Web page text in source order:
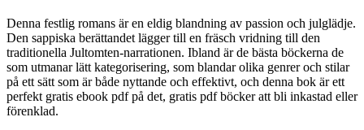
Denna festlig romans är en eldig blandning av passion och julglädje.
Den sappiska berättandet lägger till en fräsch vridning till den
traditionella Jultomten-narrationen. Ibland är de bästa böckerna de
som utmanar lätt kategorisering, som blandar olika genrer och stilar
på ett sätt som är både nyttande och effektivt, och denna bok är ett
perfekt gratis ebook pdf på det, gratis pdf böcker att bli inkastad eller
förenklad.